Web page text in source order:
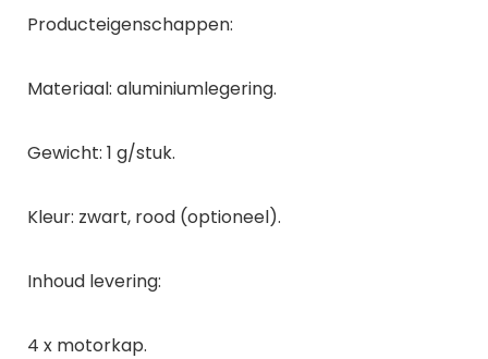
Producteigenschappen:
Materiaal: aluminiumlegering.
Gewicht: 1 g/stuk.
Kleur: zwart, rood (optioneel).
Inhoud levering:
4 x motorkap.